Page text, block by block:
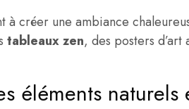
créer une ambiance
tableaux zen, des posters
éléments naturels